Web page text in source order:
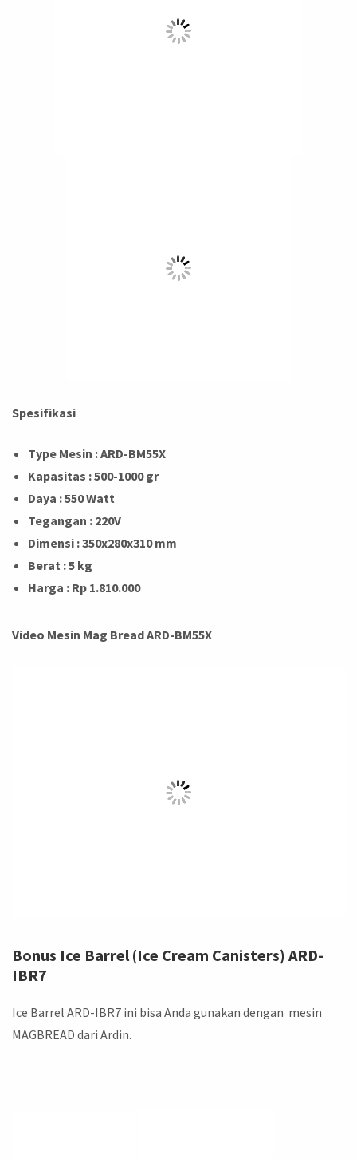
Spesifikasi
Type Mesin : ARD-BM55X
Kapasitas : 500-1000 gr
Daya : 550 Watt
Tegangan : 220V
Dimensi : 350x280x310 mm
Berat : 5 kg
Harga : Rp 1.810.000
Video Mesin Mag Bread ARD-BM55X
Bonus Ice Barrel (Ice Cream Canisters) ARD-
IBR7
Ice Barrel ARD-IBR7 ini bisa Anda gunakan dengan mesin
MAGBREAD dari Ardin.